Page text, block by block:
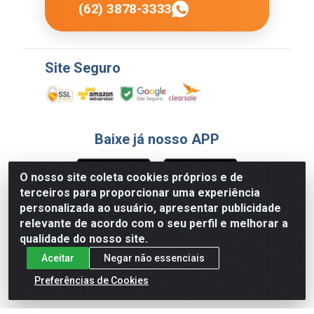
O nosso site coleta cookies próprios e de
terceiros para proporcionar uma experiência
personalizada ao usuário, apresentar publicidade
relevante de acordo com o seu perfil e melhorar a
qualidade do nosso site.
Aceitar
Negar não essenciais
Preferências de Cookies
(62) 3878-3333
Site Seguro
Baixe já nosso APP
Formas de Pagamento